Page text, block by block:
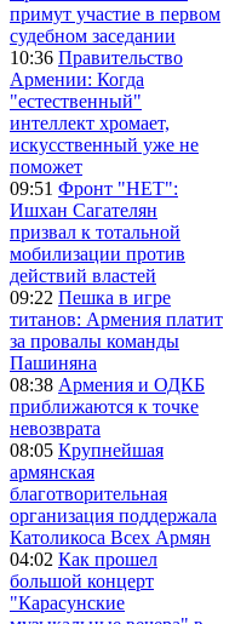
примут участие в первом
судебном заседании
10:36 Правительство
Армении: Когда
"естественный"
интеллект хромает,
искусственный уже не
поможет
09:51 Фронт "НЕТ":
Ишхан Сагателян
призвал к тотальной
мобилизации против
действий властей
09:22 Пешка в игре
титанов: Армения платит
за провалы команды
Пашиняна
08:38 Армения и ОДКБ
приближаются к точке
невозврата
08:05 Крупнейшая
армянская
благотворительная
организация поддержала
Католикоса Всех Армян
04:02 Как прошел
большой концерт
"Карасунские